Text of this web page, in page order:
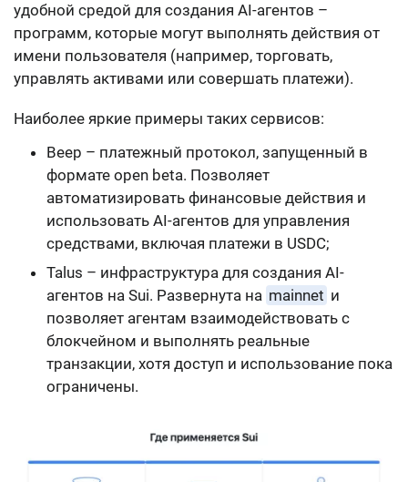
удобной средой для создания AI-агентов –
программ, которые могут выполнять действия от
имени пользователя (например, торговать,
управлять активами или совершать платежи).
Наиболее яркие примеры таких сервисов:
Beep – платежный протокол, запущенный в
формате open beta. Позволяет
автоматизировать финансовые действия и
использовать AI-агентов для управления
средствами, включая платежи в USDC;
Talus – инфраструктура для создания AI-
агентов на Sui. Развернута на mainnet и
позволяет агентам взаимодействовать с
блокчейном и выполнять реальные
транзакции, хотя доступ и использование пока
ограничены.